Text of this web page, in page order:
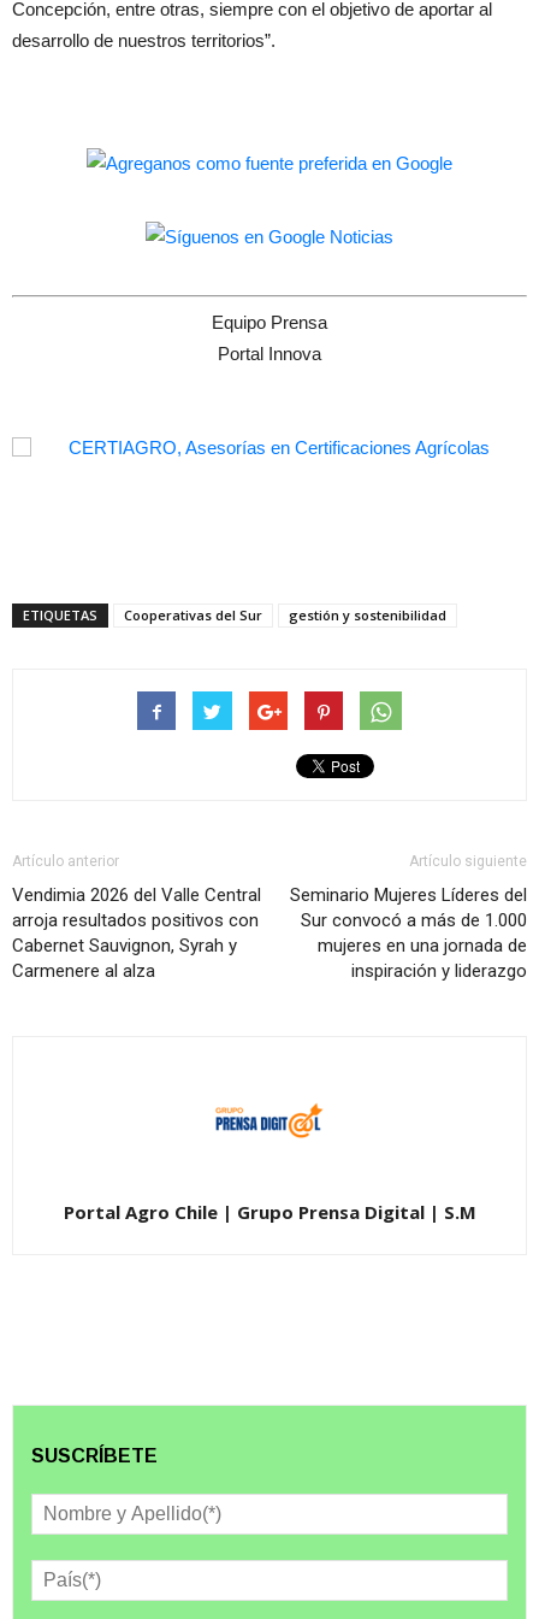
Concepción, entre otras, siempre con el objetivo de aportar al
desarrollo de nuestros territorios”.
Equipo Prensa
Portal Innova
ETIQUETAS Cooperativas del Sur gestión y sostenibilidad
Artículo anterior
Vendimia 2026 del Valle Central
arroja resultados positivos con
Cabernet Sauvignon, Syrah y
Carmenere al alza
Artículo siguiente
Seminario Mujeres Líderes del
Sur convocó a más de 1.000
mujeres en una jornada de
inspiración y liderazgo
Portal Agro Chile | Grupo Prensa Digital | S.M
SUSCRÍBETE